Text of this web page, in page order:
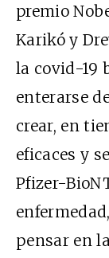
premio
Karikó y
la covid-19
enterarse
crear, en
eficaces y
Pfizer-
pensar en